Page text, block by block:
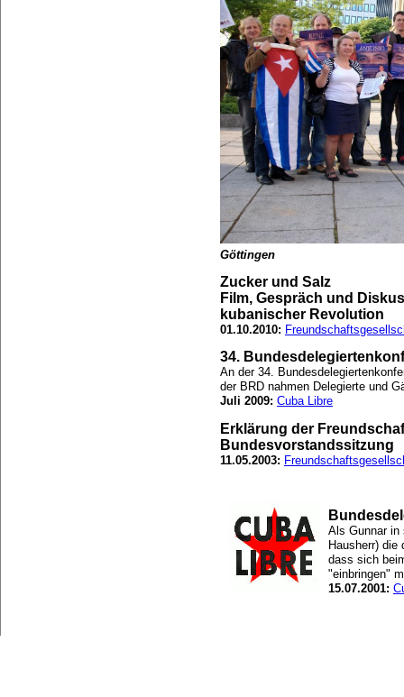
Göttingen
Zucker und Salz
Film, Gespräch und
kubanischer Revolution
01.10.2010:
34.
An der 34.
der BRD nahmen Delegierte und
Juli 2009: Cuba Libre
Erklärung der
Bundesvorstandssitzung
11.05.2003:
Als Gunnar in
Hausherr)
dass sich
"einbringen"
15.07.2001: